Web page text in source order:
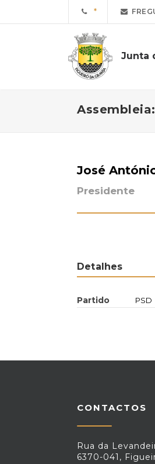
Junta
José
Presidente
Detalhes
Partido PSD
CONTACTOS
Rua da
6370-041,